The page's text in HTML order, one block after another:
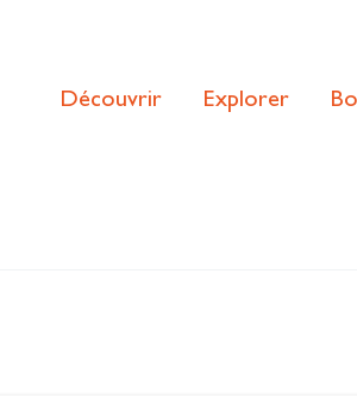
Découvrir Explorer